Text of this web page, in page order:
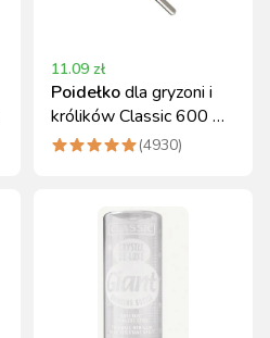
11.09 zł
Poidełkodla gryzoni i
królików Classic 600 ml
Kerbl
(4930)